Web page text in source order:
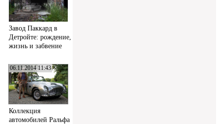
Завод Паккард в
Детройте: рождение,
жизнь и забвение
06.11.2014 11:43
Коллекция
автомобилей Ральфа